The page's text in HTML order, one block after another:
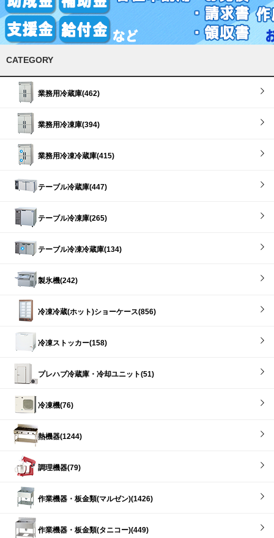
CATEGORY
業務用冷蔵庫(462)
業務用冷凍庫(394)
業務用冷凍冷蔵庫(415)
テーブル冷蔵庫(447)
テーブル冷凍庫(265)
テーブル冷凍冷蔵庫(134)
製氷機(242)
冷凍冷蔵(ホット)ショーケース(856)
冷凍ストッカー(158)
プレハブ冷蔵庫・冷却ユニット(51)
冷凍機(76)
熱機器(1244)
調理機器(79)
作業機器・板金類(マルゼン)(1426)
作業機器・板金類(タニコー)(449)